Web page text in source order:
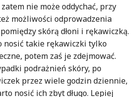
nie może oddychać, przy
możliwości odprowadzenia
skórą dłoni i rękawiczką.
nosić takie rękawiczki tylko
potem zaś je zdejmować.
podrażnień skóry, po
przez wiele godzin dziennie,
nosić ich zbyt długo. Lepiej